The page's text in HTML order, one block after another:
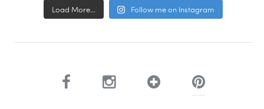
Load More... Follow me on Instagram